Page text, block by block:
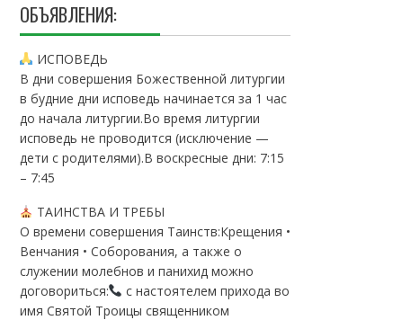
ОБЪЯВЛЕНИЯ:
ИСПОВЕДЬ
В дни совершения Божественной литургии
в будние дни исповедь начинается за 1 час
до начала литургии.Во время литургии
исповедь не проводится (исключение —
дети с родителями).В воскресные дни: 7:15
– 7:45
ТАИНСТВА И ТРЕБЫ
О времени совершения Таинств:Крещения •
Венчания • Соборования, а также о
служении молебнов и панихид можно
договориться:
с настоятелем прихода во
имя Святой Троицы священником